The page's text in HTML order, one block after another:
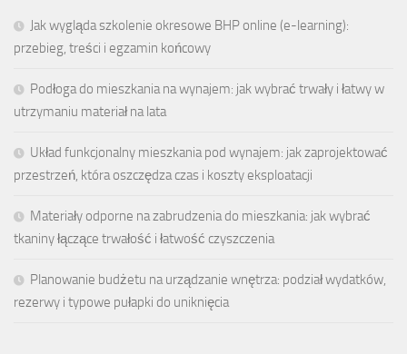
Jak wygląda szkolenie okresowe BHP online (e-learning):
przebieg, treści i egzamin końcowy
Podłoga do mieszkania na wynajem: jak wybrać trwały i łatwy w
utrzymaniu materiał na lata
Układ funkcjonalny mieszkania pod wynajem: jak zaprojektować
przestrzeń, która oszczędza czas i koszty eksploatacji
Materiały odporne na zabrudzenia do mieszkania: jak wybrać
tkaniny łączące trwałość i łatwość czyszczenia
Planowanie budżetu na urządzanie wnętrza: podział wydatków,
rezerwy i typowe pułapki do uniknięcia